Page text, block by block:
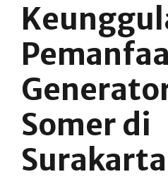
Somer di
Surakarta